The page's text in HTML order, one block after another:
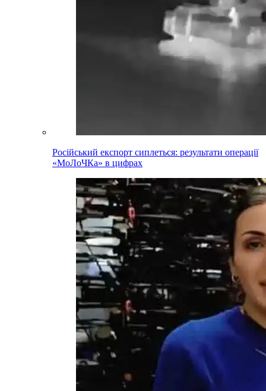
Російський експорт сиплеться: результати операції
«МоЛоЧКа» в цифрах